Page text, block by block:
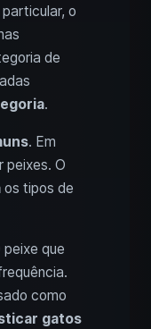
o
de
.
. Em
peixes. O
os tipos de
peixe que
como
gatos